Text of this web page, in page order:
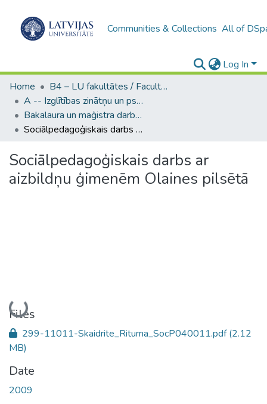
Communities & Collections All of
Log In
Home
B4 – LU fakultātes / Faculties of the UL
A -- Izglītības zinātņu un psiholoģijas fakultāte / Faculty of Education Sciences and Psychology
Bakalaura un maģistra darbi (PPMF) / Bachelor's and Master's theses
Sociālpedagoģiskais darbs ar aizbildņu ģimenēm Olaines pilsētā
Sociālpedagoģiskais darbs ar
aizbildņu ģimenēm Olaines pilsētā
Loading...
Files
299-11011-Skaidrite_Rituma_SocP040011.pdf(2.12
MB)
Date
2009